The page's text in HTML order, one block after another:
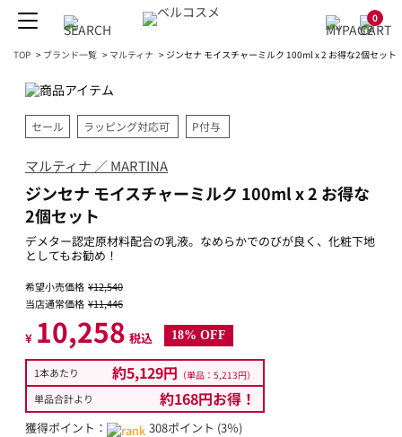
0
TOP > ブランド一覧 > マルティナ > ジンセナ モイスチャーミルク 100ml x 2 お得な2個セット
セール ラッピング対応可 P付与
マルティナ ／ MARTINA
ジンセナ モイスチャーミルク 100ml x 2 お得な
2個セット
デメター認定原材料配合の乳液。なめらかでのびが良く、化粧下地
としてもお勧め！
希望小売価格 ¥12,540
当店通常価格 ¥11,446
¥ 10,258 税込 18% OFF
1本あたり 約5,129円 （単品：5,213円）
単品合計より 約168円お得！
獲得ポイント： 308ポイント (3％)